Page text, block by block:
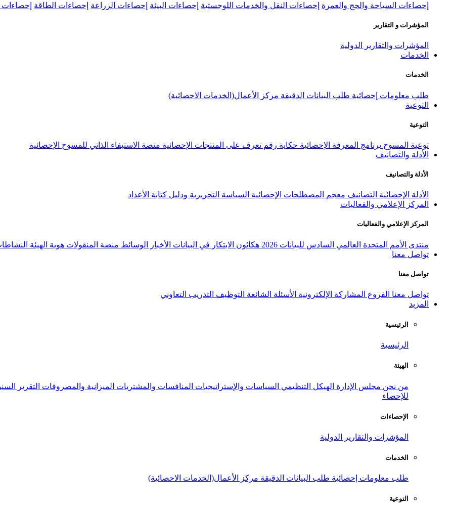
إحصاءات السياحة والحج والعمرة إحصاءات النقل والخدمات اللوجستية إحصاءات البيئة إحصاءات الزراعة إحصاءات الطاقة إحصاءات
المؤشرات و التقارير
المؤشرات والتقارير الدولية
الخدمات
الخدمات
طلب معلومات إحصائية طلب البيانات الدقيقة مركز الأعمال(الخدمات الاحصائية)
التوعية
التوعية
توعية المسوح برنامج المعرفة الإحصائية حكاية رقم تعرف على المنتجات الإحصائية منصة الاستيفاء الذاتي للمسوح الإحصائية
الأدلة والتصانيف
الأدلة والتصانيف
الأدلة الإحصائية التصانيف معجم المصطلحات الإحصائية السياسة التحريرية ودليل كتابة الأعداد
المركز الإعلامي والفعاليات
المركز الإعلامي والفعاليات
منتدى الأمم المتحدة العالمي السادس للبيانات 2026 هكاثون الابتكار في البيانات الأخبار الوسائط منصة المنقولات هوية الهيئة
تواصل معنا
تواصل معنا
تواصل معنا الفروع المشاركة الإلكترونية الأسئلة الشائعة التوظيف التدريب التعاوني
المزيد
الرئيسية
الرئيسية
الهيئة
من نحن مجلس الإدارة الهيكل التنظيمي السياسات والإستراتيجيات المنافسات والمشتريات الميزانية والمصروفات التقرير
للإحصاء
الإحصاءات
المؤشرات والتقارير الدولية
الخدمات
طلب معلومات إحصائية طلب البيانات الدقيقة مركز الأعمال(الخدمات الاحصائية)
التوعية